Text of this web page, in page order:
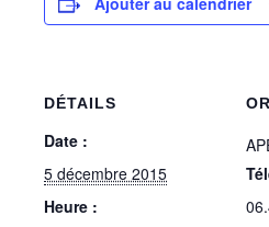
DÉTAILS
Date :
5 décembre 2015
Heure :